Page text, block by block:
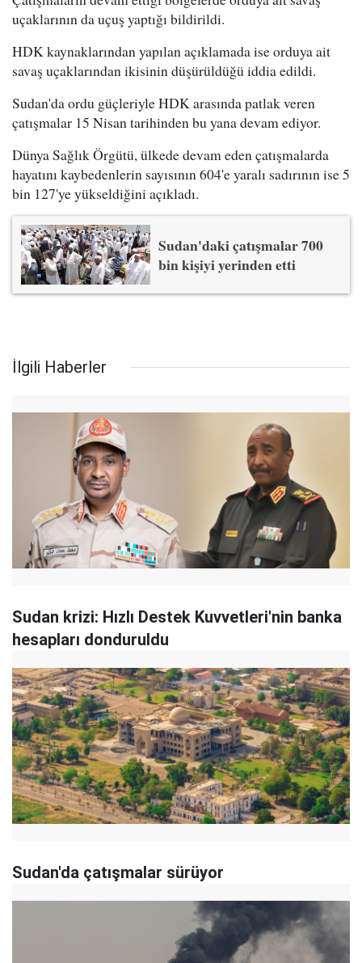
uçaklarının da uçuş yaptığı bildirildi.
HDK kaynaklarından yapılan açıklamada ise orduya ait
savaş uçaklarından ikisinin düşürüldüğü iddia edildi.
Sudan'da ordu güçleriyle HDK arasında patlak veren
çatışmalar 15 Nisan tarihinden bu yana devam ediyor.
Dünya Sağlık Örgütü, ülkede devam eden çatışmalarda
hayatını kaybedenlerin sayısının 604'e yaralı sadırının ise 5
bin 127'ye yükseldiğini açıkladı.
Sudan'daki çatışmalar 700
bin kişiyi yerinden etti
İlgili Haberler
Sudan krizi: Hızlı Destek Kuvvetleri'nin banka
hesapları donduruldu
Sudan'da çatışmalar sürüyor